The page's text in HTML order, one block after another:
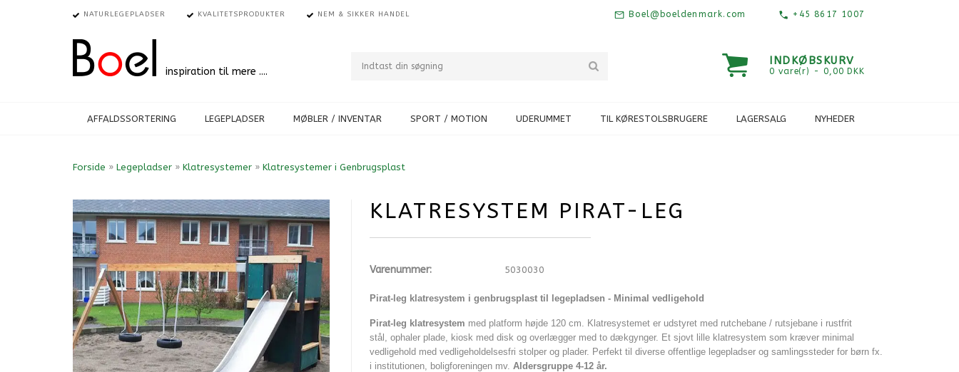
NATURLEGEPLADSER KVALITETSPRODUKTER NEM & SIKKER HANDEL +45 8617 1007
Boel@boeldenmark.com
inspiration til mere ....
INDKØBSKURV
0 vare(r) - 0,00 DKK
AFFALDSSORTERING LEGEPLADSER MØBLER / INVENTAR SPORT / MOTION UDERUMMET TIL KØRESTOLSBRUGERE LAGERSALG NYHEDER
Forside » Legepladser » Klatresystemer » Klatresystemer i Genbrugsplast
KLATRESYSTEM PIRAT-LEG
Varenummer: 5030030
Pirat-leg klatresystem i genbrugsplast til legepladsen - Minimal vedligehold
Pirat-leg klatresystem med platform højde 120 cm. Klatresystemet er udstyret med rutchebane / rutsjebane i rustfrit
stål, ophaler plade, kiosk med disk og overlægger med to dækgynger. Et sjovt lille klatresystem som kræver minimal
vedligehold med vedligeholdelsesfri stolper og plader. Perfekt til diverse offentlige legepladser og samlingssteder for børn fx.
i institutionen, boligforeningen mv. Aldersgruppe 4-12 år.